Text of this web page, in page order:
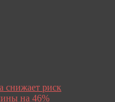
снижает риск
на 46%